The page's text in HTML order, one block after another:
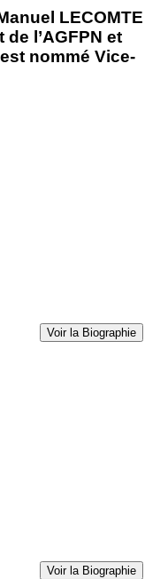
LECOMTE
l’AGFPN et
nommé Vice-
Voir la Biographie
Voir la Biographie